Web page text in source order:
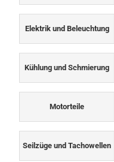
Elektrik und Beleuchtung
Kühlung und Schmierung
Motorteile
Seilzüge und Tachowellen